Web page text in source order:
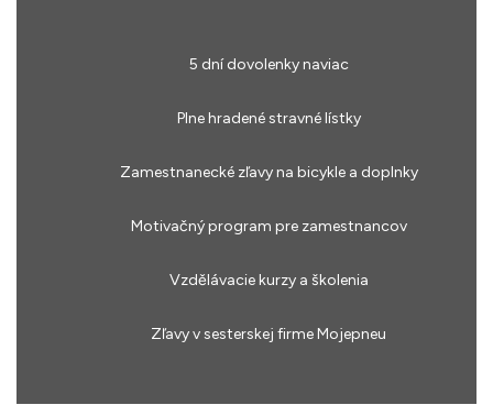
5 dní dovolenky naviac
Plne hradené stravné lístky
Zamestnanecké zľavy na bicykle a doplnky
Motivačný program pre zamestnancov
Vzdělávacie kurzy a školenia
Zľavy v sesterskej firme Mojepneu